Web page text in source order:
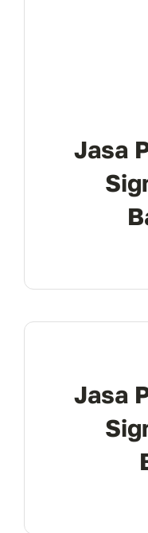
Jasa
Jasa